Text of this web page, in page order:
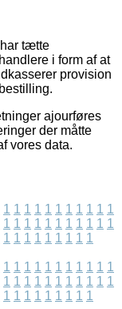
tætte
i form af at
provision
ajourføres
der måtte
vores data.
1 1 1 1 1 1 1 1 1 1 1
1 1 1 1 1 1 1 1 1 1 1
1 1 1 1 1 1 1 1 1
1 1 1 1 1 1 1 1 1 1 1
1 1 1 1 1 1 1 1 1 1 1
1 1 1 1 1 1 1 1 1